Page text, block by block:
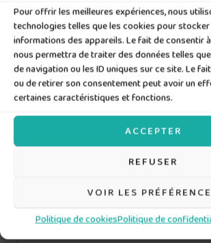
Pour offrir les meilleures expériences, nous
technologies telles que les cookies pour
informations des appareils. Le fait de consentir
nous permettra de traiter des données telles
de navigation ou les ID uniques sur ce site. Le
ou de retirer son consentement peut avoir un
certaines caractéristiques et fonctions.
ACCEPTER
REFUSER
VOIR LES
Politique de cookiesPolitique de
permet un meilleur suivi et n’a
quant à la taille des fichiers,
aux emails.
Lors de l’achat d’un produit
boutique, vous recevrez
lien par email pour le
plus, une page avec le lien de
téléchargement s’ouvrira dès
confirmé. Vous trouverez
dans la section «
votre compte sur ce site.